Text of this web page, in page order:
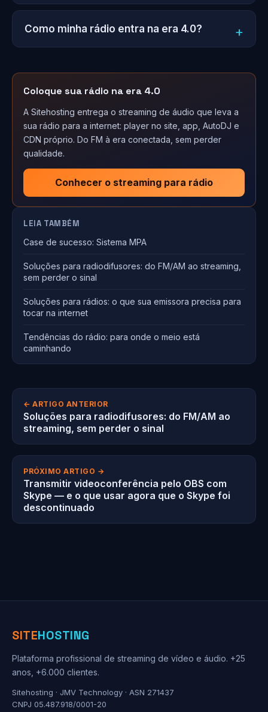
Como minha rádio entra na era 4.0?
Coloque sua rádio na era 4.0
A Sitehosting entrega o streaming de áudio que leva a
sua rádio para a internet: player no site, app, AutoDJ e
CDN próprio. Do FM à era conectada, sem perder
qualidade.
Conhecer o streaming para rádio
LEIA TAMBÉM
Case de sucesso: Sistema MPA
Soluções para radiodifusores: do FM/AM ao streaming,
sem perder o sinal
Soluções para rádios: o que sua emissora precisa para
tocar na internet
Tendências do rádio: para onde o meio está
caminhando
← ARTIGO ANTERIOR
Soluções para radiodifusores: do FM/AM ao
streaming, sem perder o sinal
PRÓXIMO ARTIGO →
Transmitir videoconferência pelo OBS com
Skype — e o que usar agora que o Skype foi
descontinuado
SITEHOSTING
Plataforma profissional de streaming de vídeo e áudio. +25
anos, +6.000 clientes.
Sitehosting · JMV Technology · ASN 271437
CNPJ 05.487.918/0001-20